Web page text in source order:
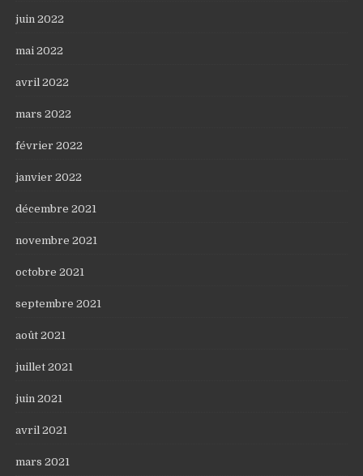
juin 2022
mai 2022
avril 2022
mars 2022
février 2022
janvier 2022
décembre 2021
novembre 2021
octobre 2021
septembre 2021
août 2021
juillet 2021
juin 2021
avril 2021
mars 2021